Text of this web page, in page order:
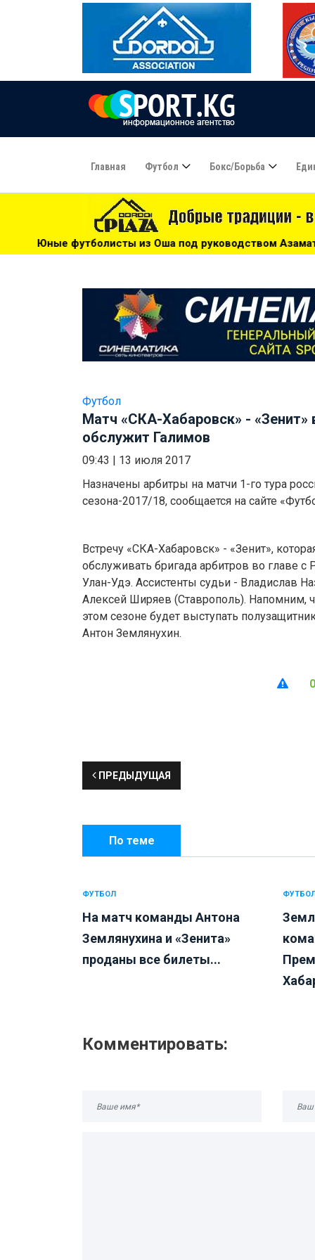
Главная Футбол Бокс/борьба
из Оша под руководством Азамата Байматова
Футбол
Матч «СКА-Хабаровск» -
обслужит Галимов
09:43
13 июля 2017
Назначены арбитры на матчи 1-го тура
сезона-2017/18, сообщается на сайте
Встречу «СКА-Хабаровск» - «Зенит»,
обслуживать бригада арбитров во главе
Улан-Удэ. Ассистенты судьи - Владислав
Алексей Ширяев (Ставрополь). Напомним,
этом сезоне будет выступать
Антон Землянухин.
0
ПРЕДЫДУЩАЯ
По теме
ФУТБОЛ
На матч команды Антона
Землянухина и «Зенита»
проданы все билеты...
ФУТБОЛ
Комментировать: